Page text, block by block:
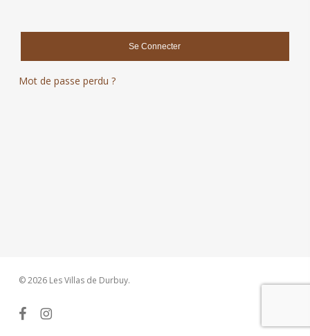
Se Connecter
Mot de passe perdu ?
© 2026 Les Villas de Durbuy.
facebookinstagram